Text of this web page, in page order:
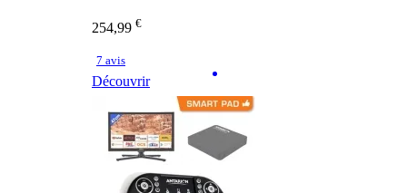
254,99 €
7 avis
Découvrir